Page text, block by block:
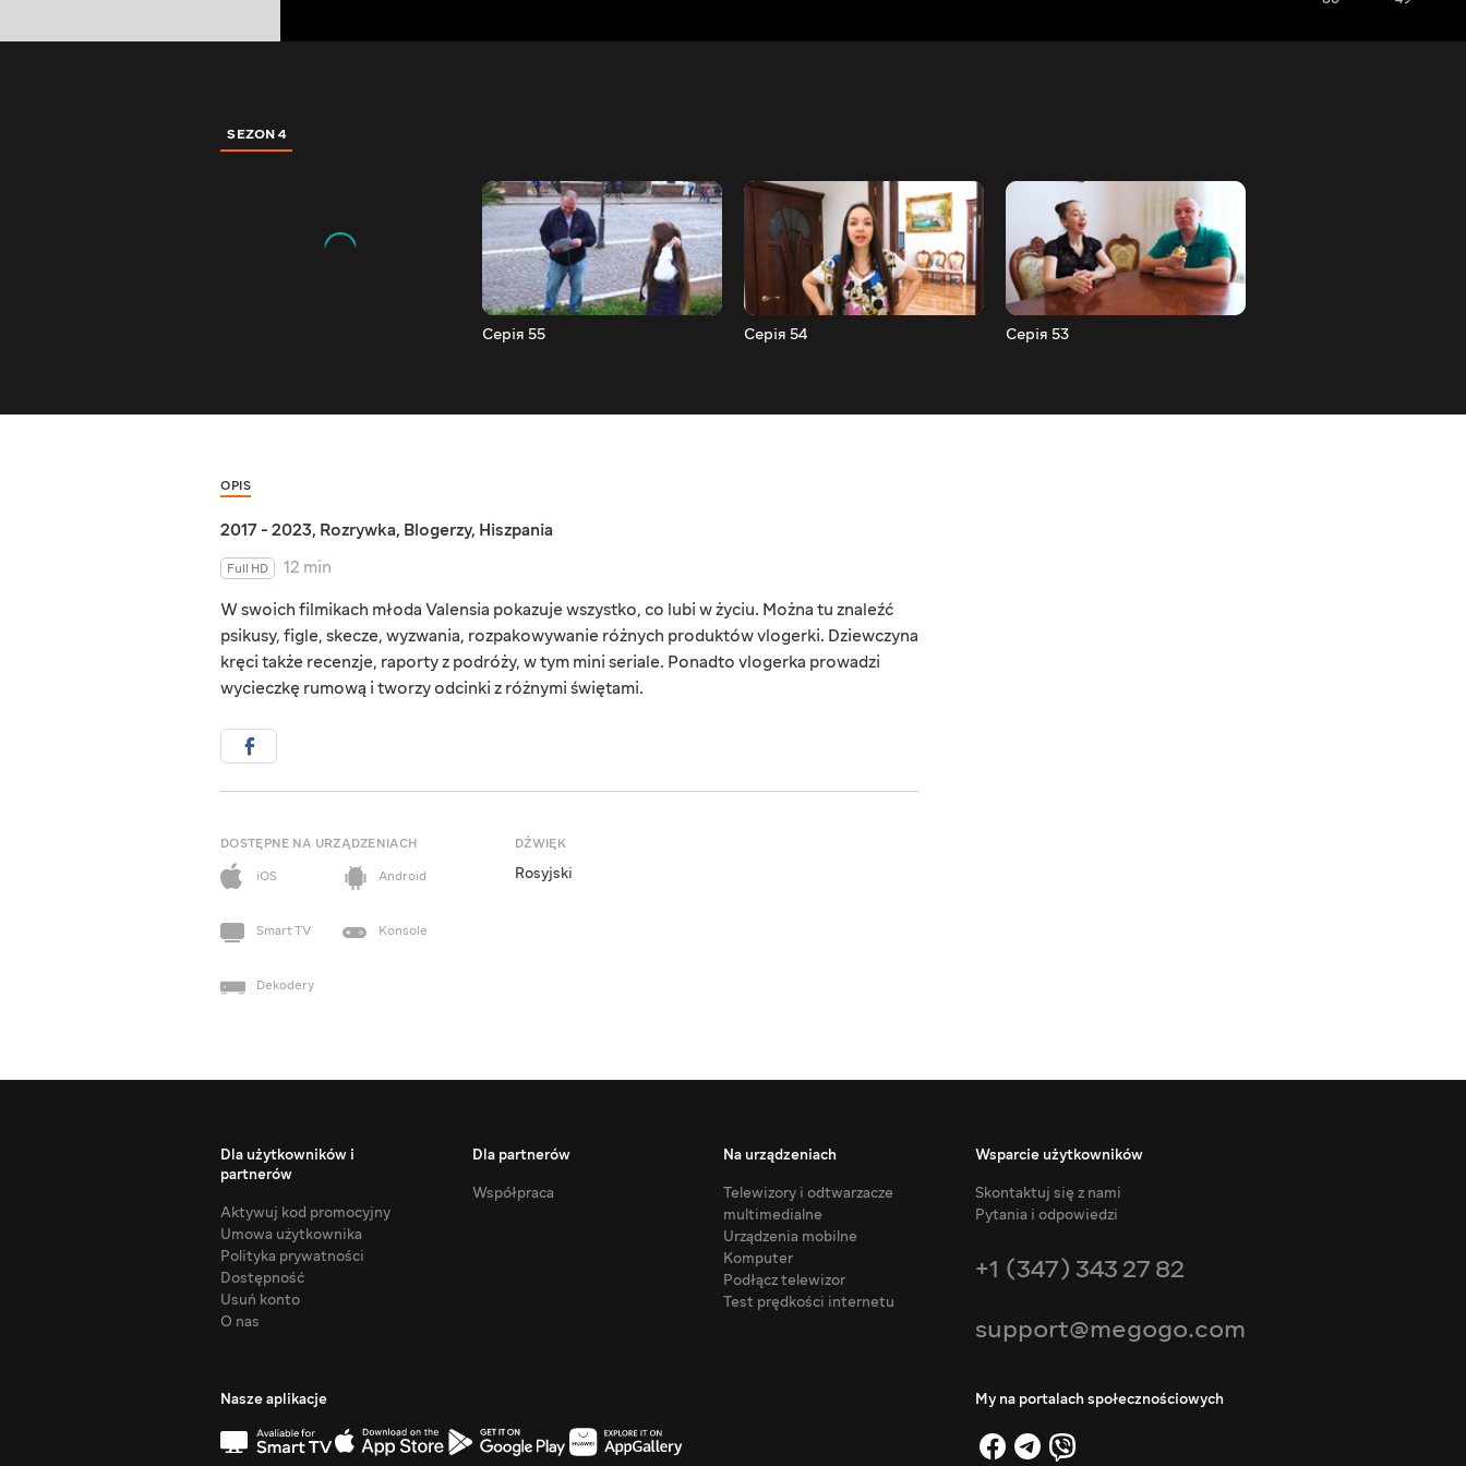
SEZON 4
Серія 55 Серія 54 Серія 53
OPIS
2017 - 2023, Rozrywka, Blogerzy, Hiszpania
Full HD
12 min
W swoich filmikach młoda Valensia pokazuje wszystko, co lubi w życiu. Można tu znaleźć
psikusy, figle, skecze, wyzwania, rozpakowywanie różnych produktów vlogerki. Dziewczyna
kręci także recenzje, raporty z podróży, w tym mini seriale. Ponadto vlogerka prowadzi
wycieczkę rumową i tworzy odcinki z różnymi świętami.
DOSTĘPNE NA URZĄDZENIACH
iOS
Android
Smart TV Konsole
Dekodery
DŹWIĘK
Rosyjski
Dla użytkowników i
partnerów
Aktywuj kod promocyjny
Umowa użytkownika
Polityka prywatności
Dostępność
Usuń konto
O nas
Dla partnerów
Współpraca
Na urządzeniach
Telewizory i odtwarzacze
multimedialne
Urządzenia mobilne
Komputer
Podłącz telewizor
Test prędkości internetu
Wsparcie użytkowników
Skontaktuj się z nami
Pytania i odpowiedzi
+1 (347) 343 27 82
support@megogo.com
Nasze aplikacje My na portalach społecznościowych